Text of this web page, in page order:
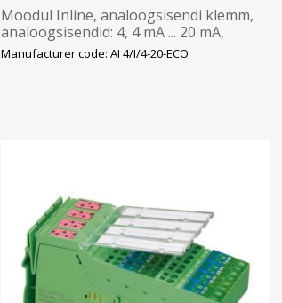
Moodul Inline, analoogsisendi klemm,
analoogsisendid: 4, 4 mA ... 20 mA,
Phoenix
Manufacturer code: AI 4/I/4-20-ECO